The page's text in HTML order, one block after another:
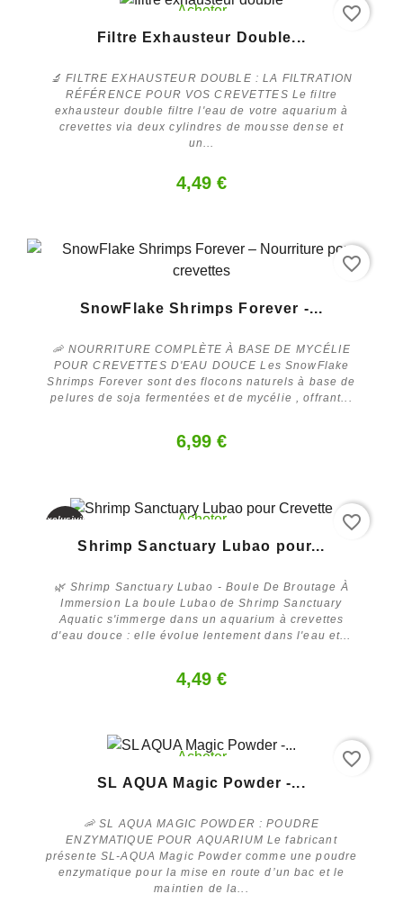
Acheter
Filtre Exhausteur Double...
🔬 FILTRE EXHAUSTEUR DOUBLE : LA FILTRATION
RÉFÉRENCE POUR VOS CREVETTES Le filtre
exhausteur double filtre l'eau de votre aquarium à
crevettes via deux cylindres de mousse dense et
un...
4,49 €
favorite_border
SnowFlake Shrimps Forever -...
🦐 NOURRITURE COMPLÈTE À BASE DE MYCÉLIE
POUR CREVETTES D'EAU DOUCE Les SnowFlake
Shrimps Forever sont des flocons naturels à base de
pelures de soja fermentées et de mycélie , offrant...
6,99 €
favorite_border
Acheter
Exclusivité
Shrimp Sanctuary Lubao pour...
🌿 Shrimp Sanctuary Lubao - Boule De Broutage À
Immersion La boule Lubao de Shrimp Sanctuary
Aquatic s'immerge dans un aquarium à crevettes
d'eau douce : elle évolue lentement dans l'eau et...
4,49 €
favorite_border
Acheter
SL AQUA Magic Powder -...
🦐 SL AQUA MAGIC POWDER : POUDRE
ENZYMATIQUE POUR AQUARIUM Le fabricant
présente SL-AQUA Magic Powder comme une poudre
enzymatique pour la mise en route d’un bac et le
maintien de la...
favorite_border